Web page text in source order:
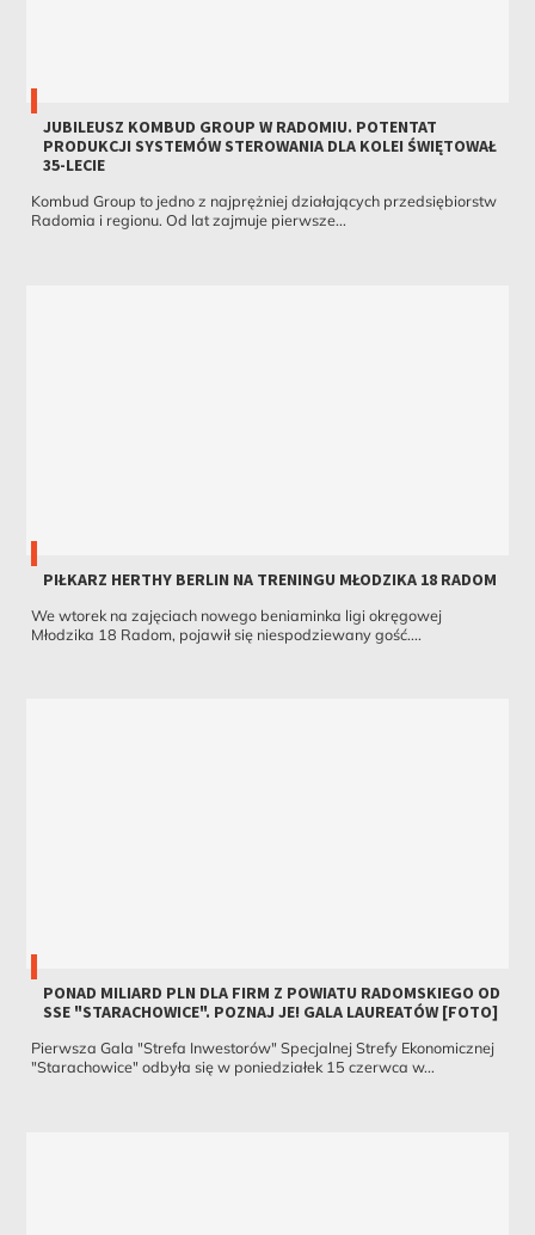
JUBILEUSZ KOMBUD GROUP W RADOMIU. POTENTAT
PRODUKCJI SYSTEMÓW STEROWANIA DLA KOLEI ŚWIĘTOWAŁ
35-LECIE
Kombud Group to jedno z najprężniej działających przedsiębiorstw
Radomia i regionu. Od lat zajmuje pierwsze...
PIŁKARZ HERTHY BERLIN NA TRENINGU MŁODZIKA 18 RADOM
We wtorek na zajęciach nowego beniaminka ligi okręgowej
Młodzika 18 Radom, pojawił się niespodziewany gość....
PONAD MILIARD PLN DLA FIRM Z POWIATU RADOMSKIEGO OD
SSE "STARACHOWICE". POZNAJ JE! GALA LAUREATÓW [FOTO]
Pierwsza Gala "Strefa Inwestorów" Specjalnej Strefy Ekonomicznej
"Starachowice" odbyła się w poniedziałek 15 czerwca w...